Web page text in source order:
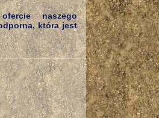
naszego
która jest